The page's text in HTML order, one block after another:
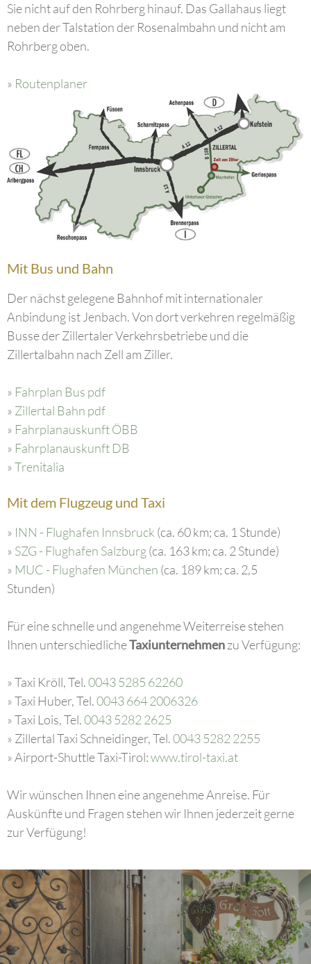
Sie nicht auf den Rohrberg hinauf. Das Gallahaus liegt
neben der Talstation der Rosenalmbahn und nicht am
Rohrberg oben.
» Routenplaner
Mit Bus und Bahn
Der nächst gelegene Bahnhof mit internationaler
Anbindung ist Jenbach. Von dort verkehren regelmäßig
Busse der Zillertaler Verkehrsbetriebe und die
Zillertalbahn nach Zell am Ziller.
» Fahrplan Bus pdf
» Zillertal Bahn pdf
» Fahrplanauskunft ÖBB
» Fahrplanauskunft DB
»Trenitalia
Mit dem Flugzeug und Taxi
» INN - Flughafen Innsbruck (ca. 60 km; ca. 1 Stunde)
» SZG - Flughafen Salzburg(ca. 163 km; ca. 2 Stunde)
» MUC - Flughafen München (ca. 189 km; ca. 2,5
Stunden)
Für eine schnelle und angenehme Weiterreise stehen
Ihnen unterschiedlicheTaxiunternehmenzu Verfügung:
» Taxi Kröll, Tel.0043 5285 62260
» Taxi Huber, Tel.0043 664 2006326
» Taxi Lois, Tel.0043 5282 2625
» Zillertal Taxi Schneidinger, Tel.0043 5282 2255
» Airport-Shuttle Taxi-Tirol:www.tirol-taxi.at
Wir wünschen Ihnen eine angenehme Anreise. Für
Auskünfte und Fragen stehen wir Ihnen jederzeit gerne
zur Verfügung!